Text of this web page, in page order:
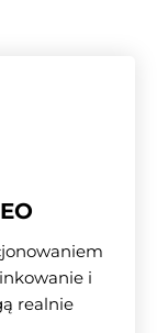
i
realnie